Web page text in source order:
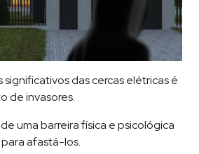
significativos das cercas elétricas é
de invasores.
uma barreira física e psicológica
afastá-los.